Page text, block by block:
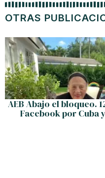
OTRAS
AEB Abajo el bloqueo.
Facebook por Cuba